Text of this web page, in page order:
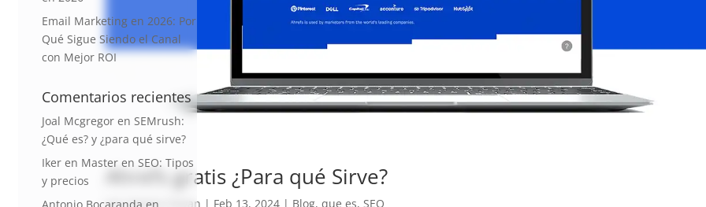
Ahrefs gratis ¿Para qué Sirve?
porVanesa Dayan | Feb 13, 2024 | Blog,que es,SEO
Email Marketing en 2026: Por
Qué Sigue Siendo el Canal
con Mejor ROI
Comentarios recientes
Joal Mcgregor en SEMrush:
¿Qué es? y ¿para qué sirve?
Iker en Master en SEO: Tipos
y precios